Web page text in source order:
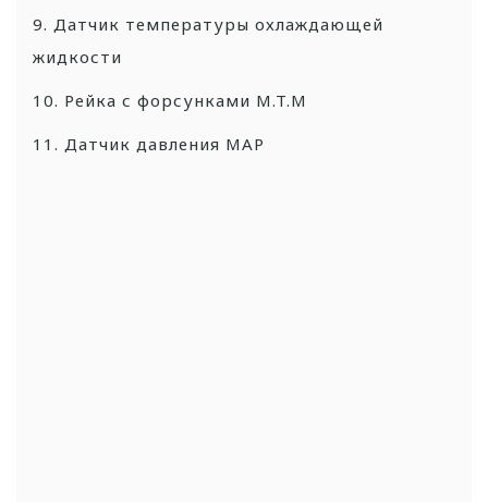
9. Датчик температуры охлаждающей
жидкости
10. Рейка с форсунками M.T.M
11. Датчик давления MAP